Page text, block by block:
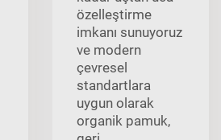
özelleştirme
imkanı sunuyoruz
ve modern
çevresel
standartlara
uygun olarak
organik pamuk,